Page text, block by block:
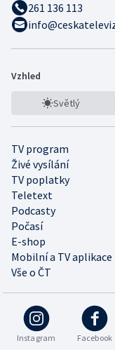
261 136 113
Vzhled
Světlý
TV program
Živé vysílání
TV poplatky
Teletext
Podcasty
Počasí
E-shop
Mobilní a TV aplikace
Vše o ČT
Instagram Facebook